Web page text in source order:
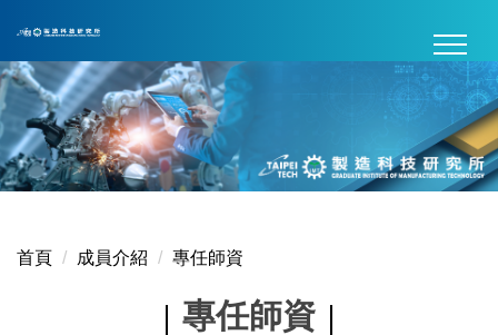
主
內
容
區
首頁 成員介紹 專任師資
專任師資